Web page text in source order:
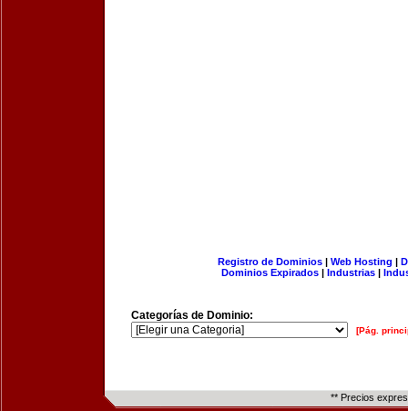
Registro de Dominios| Web Hosting |
Dominios Expirados | Industrias |
Categorías de Dominio:
[Pág.
** Precios